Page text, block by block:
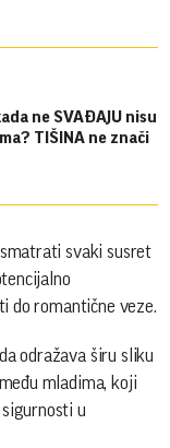
ne SVAĐAJU nisu
TIŠINA ne znači
svaki susret
do romantične veze.
odražava širu sliku
mladima, koji
u